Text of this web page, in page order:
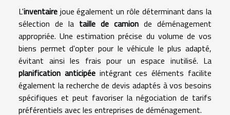
L'inventaire joue également un rôle déterminant dans la
sélection de la taille de camion de déménagement
appropriée. Une estimation précise du volume de vos
biens permet d'opter pour le véhicule le plus adapté,
évitant ainsi les frais pour un espace inutilisé. La
planification anticipéeintégrant ces éléments facilite
également la recherche de devis adaptés à vos besoins
spécifiques et peut favoriser la négociation de tarifs
préférentiels avec les entreprises de déménagement.